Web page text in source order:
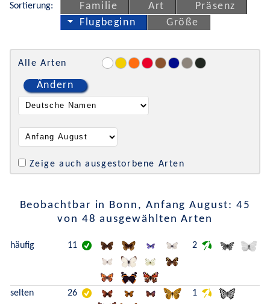
Sortierung: Familie Art
Präsenz
Flugbeginn
Größe
Alle Arten
Ändern
Zeige auch ausgestorbene Arten
Beobachtbar in Bonn, Anfang August: 45
von 48 ausgewählten Arten
häufig 11 2
selten 26 1